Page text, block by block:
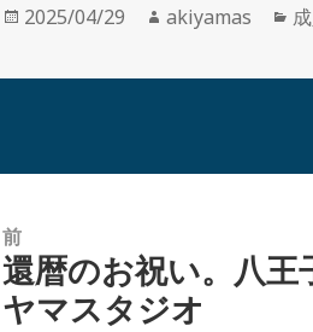
投
日:
2025/04/29
作
者
akiyamas
カ
ゴ
前
前
の
還暦のお祝い。八
ヤマスタジオ